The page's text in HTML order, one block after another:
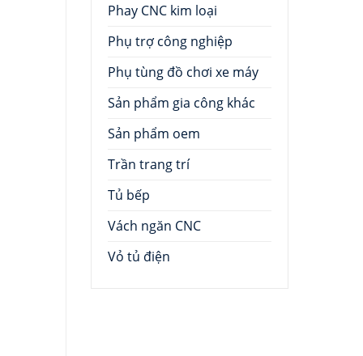
Phay CNC kim loại
Phụ trợ công nghiệp
Phụ tùng đồ chơi xe máy
Sản phẩm gia công khác
Sản phẩm oem
Trần trang trí
Tủ bếp
Vách ngăn CNC
Vỏ tủ điện